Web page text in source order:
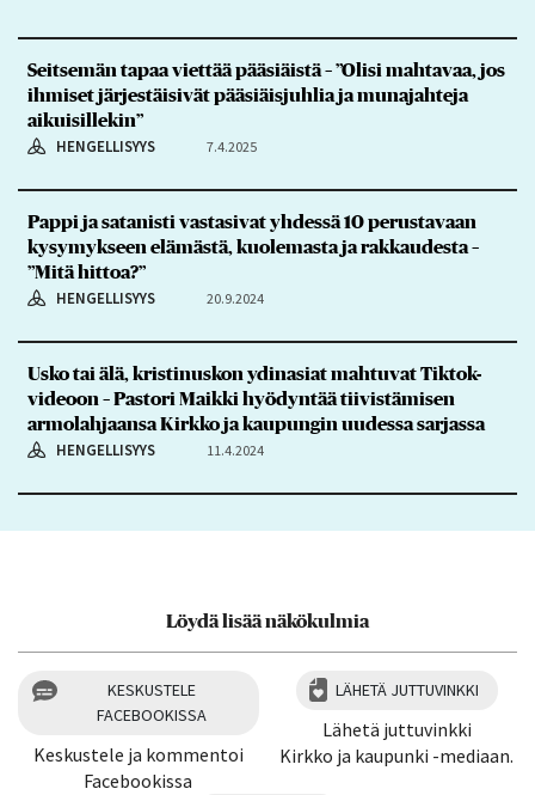
Seitsemän tapaa viettää pääsiäistä – ”Olisi mahtavaa, jos
ihmiset järjestäisivät pääsiäisjuhlia ja munajahteja
aikuisillekin”
HENGELLISYYS 7.4.2025
Pappi ja satanisti vastasivat yhdessä 10 perustavaan
kysymykseen elämästä, kuolemasta ja rakkaudesta –
”Mitä hittoa?”
HENGELLISYYS 20.9.2024
Usko tai älä, kristinuskon ydinasiat mahtuvat Tiktok-
videoon – Pastori Maikki hyödyntää tiivistämisen
armolahjaansa Kirkko ja kaupungin uudessa sarjassa
HENGELLISYYS 11.4.2024
Löydä lisää näkökulmia
KESKUSTELE
FACEBOOKISSA
Keskustele ja kommentoi
Facebookissa
LÄHETÄ JUTTUVINKKI
Lähetä juttuvinkki
Kirkko ja kaupunki -mediaan.